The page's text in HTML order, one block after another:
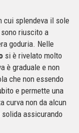
cui splendeva il sole
riuscito a
goduria. Nelle
si è rivelato molto
è graduale e non
che non essendo
e permette una
curva non da alcun
assicurando